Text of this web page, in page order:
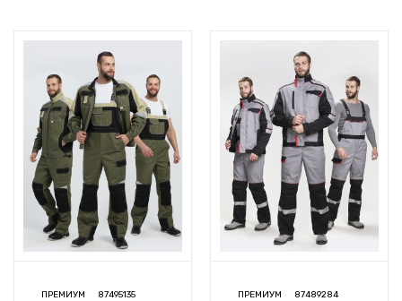
ПРЕМИУМ 87495135 ПРЕМИУМ 87489284